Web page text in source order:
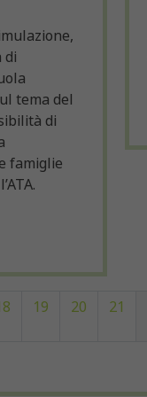
di
tema del
di
famiglie
19 20 21